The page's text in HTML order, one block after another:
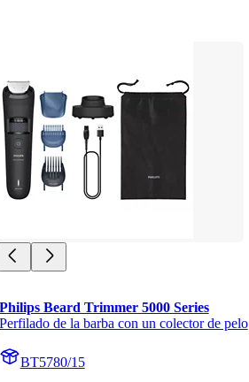
Philips Beard Trimmer 5000 Series
Perfilado de la barba con un colector de pelo
BT5780/15